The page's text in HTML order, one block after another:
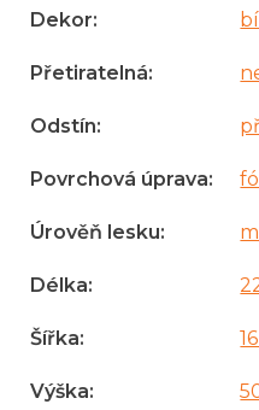
Dekor:
Přetiratelná:
Odstín:
Povrchová úprava:
Úrověň lesku:
Délka:
Šířka:
Výška: